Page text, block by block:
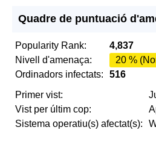
Quadre de puntuació
Popularity Rank:
4,837
Nivell d'amenaça:
20 %
Ordinadors infectats:
516
Primer vist:
Vist per últim cop:
Sistema operatiu(s) afectat(s):